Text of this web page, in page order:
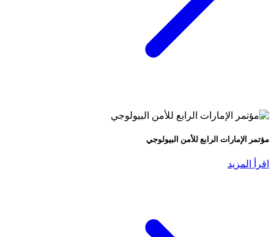
مؤتمر الإمارات الرابع للأمن البيولوجي
اقرأ المزيد